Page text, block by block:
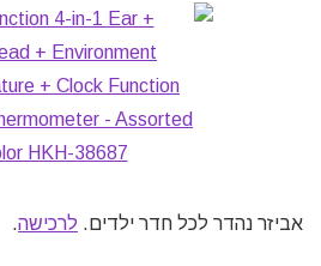
אביזר נהדר לכל חדר ילדים. לרכישה.